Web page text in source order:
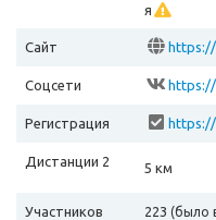
я
Сайт
Соцсети
Регистрация
Дистанции 2 5 км
Участников 223 (было